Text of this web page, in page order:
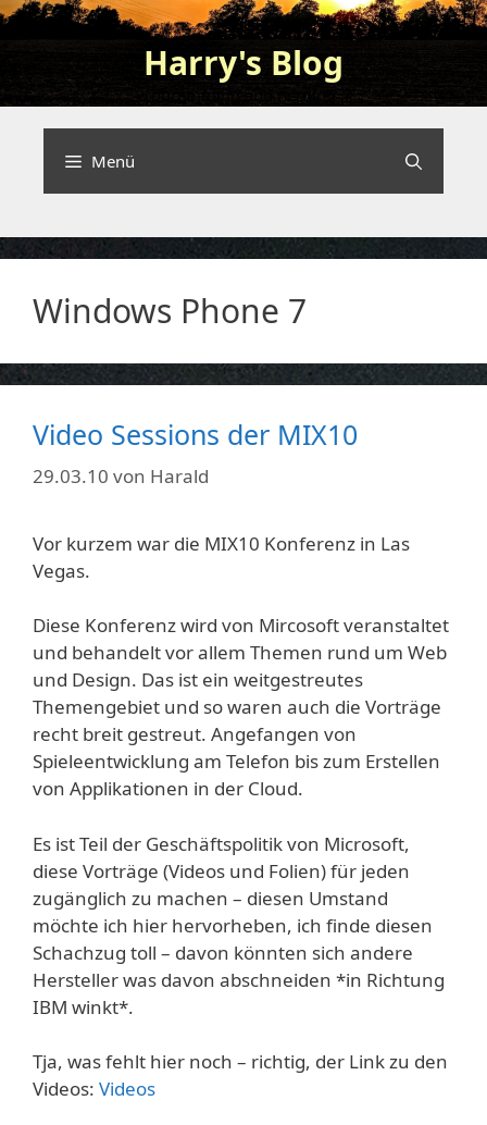
Zum
Harry's Blog
Programming and nerding …
Menü
Windows Phone 7
Video Sessions der MIX10
29.03.10 von Harald
Vor kurzem war die MIX10 Konferenz in Las
Vegas.
Diese Konferenz wird von Mircosoft veranstaltet
und behandelt vor allem Themen rund um Web
und Design. Das ist ein weitgestreutes
Themengebiet und so waren auch die Vorträge
recht breit gestreut. Angefangen von
Spieleentwicklung am Telefon bis zum Erstellen
von Applikationen in der Cloud.
Es ist Teil der Geschäftspolitik von Microsoft,
diese Vorträge (Videos und Folien) für jeden
zugänglich zu machen – diesen Umstand
möchte ich hier hervorheben, ich finde diesen
Schachzug toll – davon könnten sich andere
Hersteller was davon abschneiden *in Richtung
IBM winkt*.
Tja, was fehlt hier noch – richtig, der Link zu den
Videos: Videos